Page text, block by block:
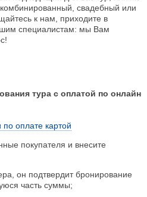
свадебный или
к нам, приходите в
специалистам: мы Вам
тура с оплатой по онлайн
оплате картой
покупателя и внесите
он подтвердит бронирование
часть суммы;